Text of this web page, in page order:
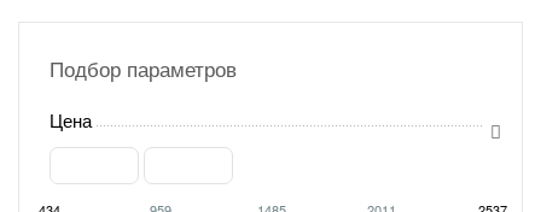
Подбор параметров
Цена